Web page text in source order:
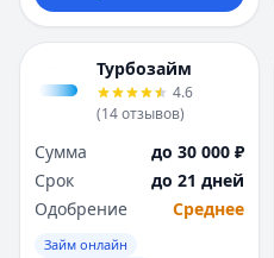
Турбозайм
4.6
(14отзывов)
Сумма
до 30 000 ₽
Срок
до 21 дней
Одобрение
Среднее
Займ онлайн